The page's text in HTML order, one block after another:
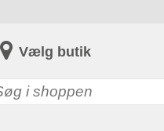
Vælg butik